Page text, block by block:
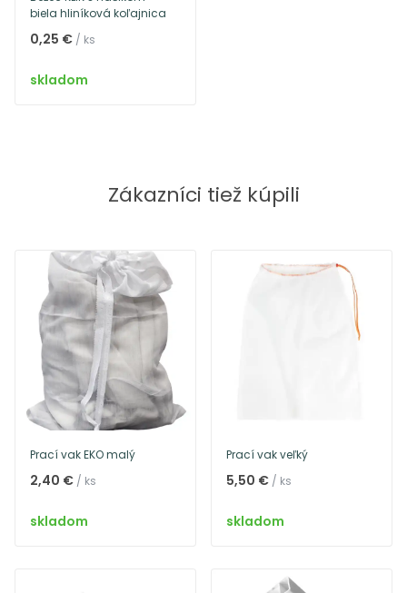
biela hliníková koľajnica
0,25 € / ks
skladom
Zákazníci tiež kúpili
Prací vak EKO malý
2,40 € / ks
skladom
Prací vak veľký
5,50 € / ks
skladom